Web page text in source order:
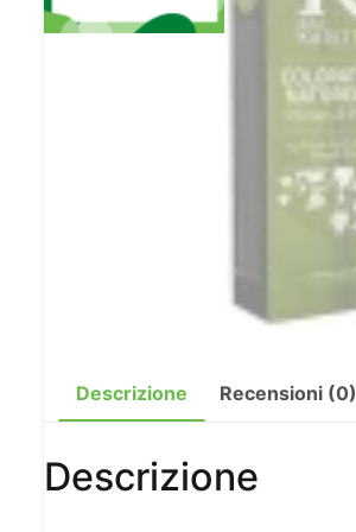
Descrizione Recensioni (0)
Descrizione